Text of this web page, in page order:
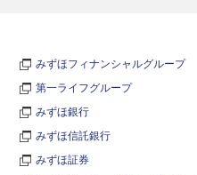
みずほフィナンシャルグループ
第一ライフグループ
みずほ銀行
みずほ信託銀行
みずほ証券